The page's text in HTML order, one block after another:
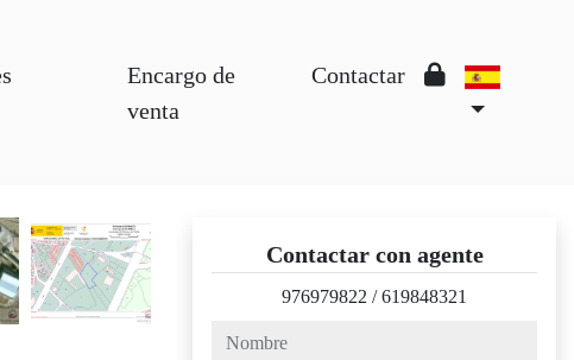
Encargo de
venta
Contactar
Contactar con agente
976979822 /619848321
nombre